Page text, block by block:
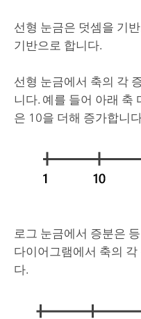
선형 눈금은 덧셈을 기
기반으로 합니다.
선형 눈금에서 축의 각
니다. 예를 들어 아래 축
은 10을 더해 증가합니
로그 눈금에서 증분은
다이어그램에서 축의
다.